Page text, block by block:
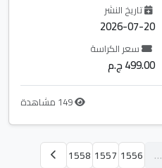
تاريخ النشر
2026-07-20
سعر الكراسة
499.00 ج.م
…
1556
1557
1558